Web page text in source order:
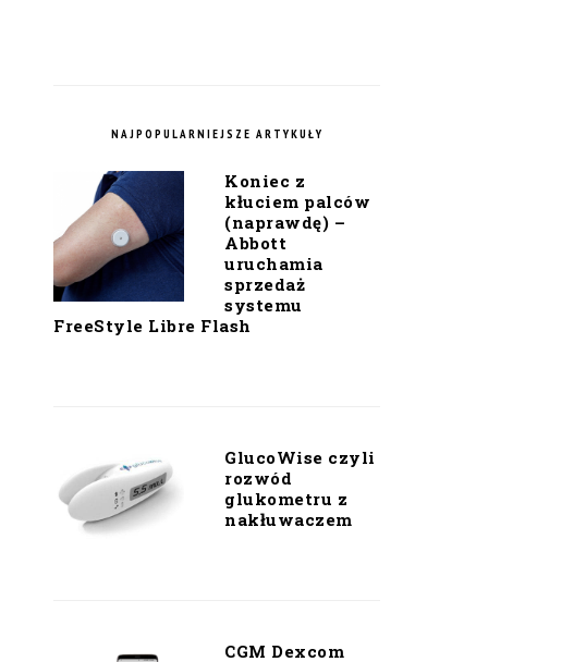
NAJPOPULARNIEJSZE ARTYKUŁY
Koniec z
kłuciem palców
(naprawdę) –
Abbott
uruchamia
sprzedaż
systemu
FreeStyle Libre Flash
GlucoWise czyli
rozwód
glukometru z
nakłuwaczem
CGM Dexcom